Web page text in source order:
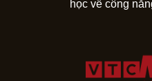
học về công